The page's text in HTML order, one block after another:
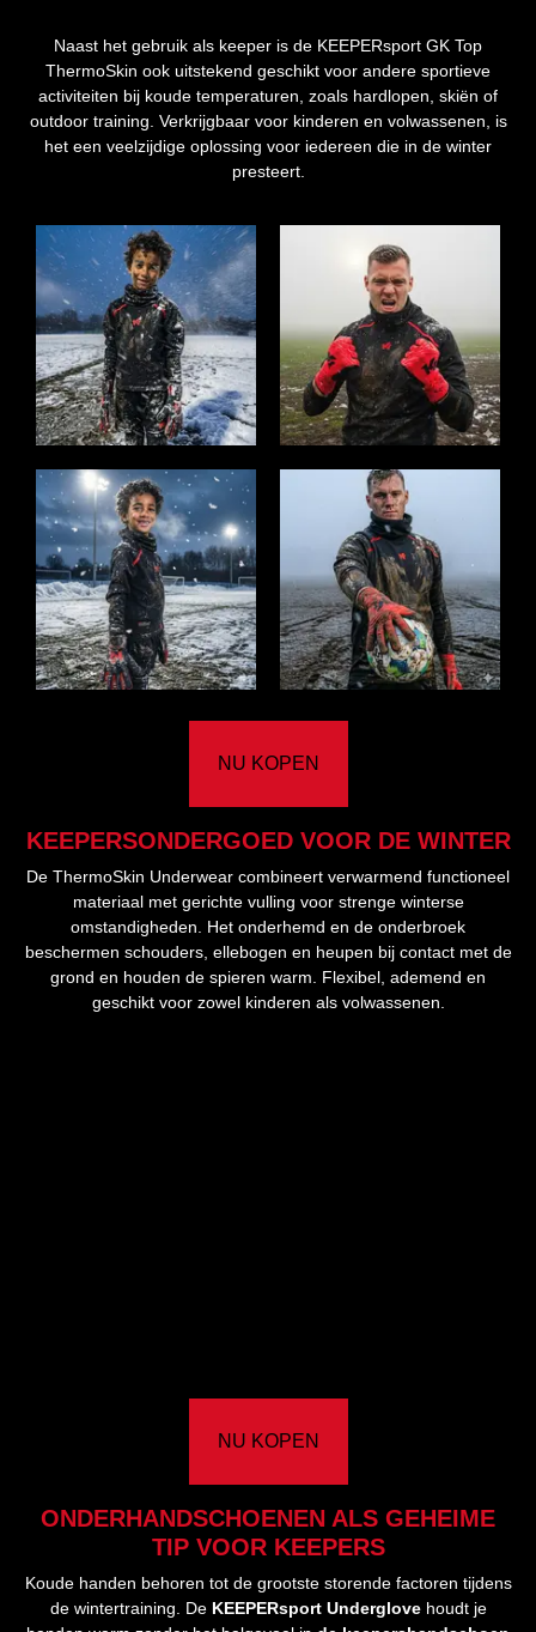
Naast het gebruik als keeper is de KEEPERsport GK Top
ThermoSkin ook uitstekend geschikt voor andere sportieve
activiteiten bij koude temperaturen, zoals hardlopen, skiën of
outdoor training. Verkrijgbaar voor kinderen en volwassenen, is
het een veelzijdige oplossing voor iedereen die in de winter
presteert.
NU KOPEN
KEEPERSONDERGOED VOOR DE WINTER
De ThermoSkin Underwear combineert verwarmend functioneel
materiaal met gerichte vulling voor strenge winterse
omstandigheden. Het onderhemd en de onderbroek
beschermen schouders, ellebogen en heupen bij contact met de
grond en houden de spieren warm. Flexibel, ademend en
geschikt voor zowel kinderen als volwassenen.
NU KOPEN
ONDERHANDSCHOENEN ALS GEHEIME
TIP VOOR KEEPERS
Koude handen behoren tot de grootste storende factoren tijdens
de wintertraining. De KEEPERsport Underglovehoudt je